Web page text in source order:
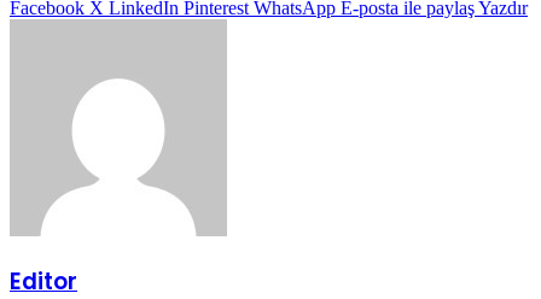
Facebook X LinkedIn Pinterest WhatsApp E-posta ile paylaşYazdır
Editor